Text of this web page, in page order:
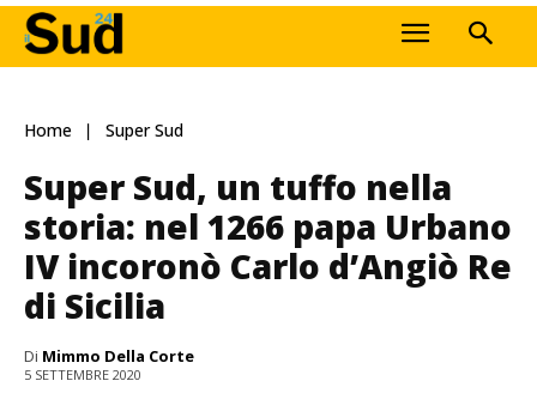
Home Super Sud
Super Sud, un tuffo nella
storia: nel 1266 papa Urbano
IV incoronò Carlo d’Angiò Re
di Sicilia
Di Mimmo Della Corte
5 SETTEMBRE 2020